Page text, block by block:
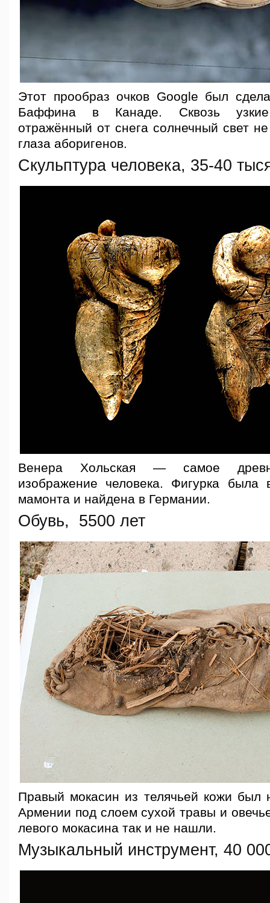
Этот прообраз очков Google был
Баффина в Канаде. Сквозь
отражённый от снега солнечный свет
глаза аборигенов.
Скульптура человека, 35-40
Венера Хольская — самое
изображение человека. Фигурка была
мамонта и найдена в Германии.
Обувь, 5500 лет
Правый мокасин из телячьей кожи был
Армении под слоем сухой травы и
левого мокасина так и не нашли.
Музыкальный инструмент, 40